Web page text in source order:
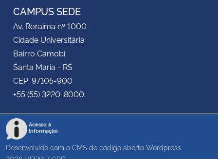
CAMPUS SEDE
Av. Roraima nº 1000
Cidade Universitária
Bairro Camobi
Santa Maria - RS
CEP: 97105-900
+55 (55) 3220-8000
Acesso à
Informação
Desenvolvido com o CMS de código aberto Wordpress